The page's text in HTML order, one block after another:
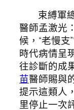
束縛軍
醫師孟激光
候，“老慢支
時代病情呈
往診斷的成
苗醫師賜與
提示這類人
里停止一次